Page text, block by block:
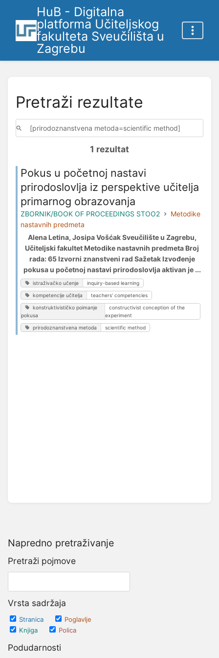
HuB - Digitalna
platforma Učiteljskog
fakulteta Sveučilišta u
Zagrebu
Napredno pretraživanje
Pretraži pojmove
Vrsta sadržaja
Stranica
Poglavlje
Knjiga
Polica
Podudarnosti
Pretraži rezultate
1 rezultat
Pokus u početnoj nastavi
prirodoslovlja iz perspektive učitelja
primarnog obrazovanja
ZBORNIK/BOOK OF PROCEEDINGS STOO2
Metodike
nastavnih predmeta
Alena Letina, Josipa Vošćak Sveučilište u Zagrebu,
Učiteljski fakultet Metodike nastavnih predmeta Broj
rada: 65 Izvorni znanstveni rad Sažetak Izvođenje
pokusa u početnoj nastavi prirodoslovlja aktivan je ...
istraživačko učenje inquiry-based learning
kompetencije učitelja teachers' competencies
konstruktivističko poimanje
pokusa
constructivist conception of the
experiment
prirodoznanstvena metoda scientific method